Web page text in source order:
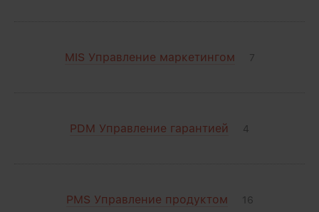
MIS Управление маркетингом 7
PDM Управление гарантией 4
PMS Управление продуктом 16